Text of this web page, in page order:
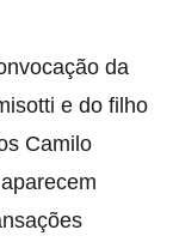
da
e do filho
Camilo